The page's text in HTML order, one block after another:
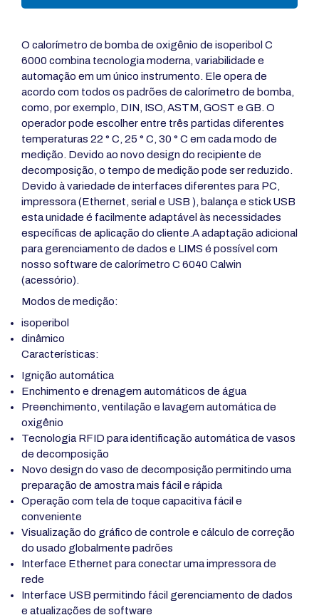
O calorímetro de bomba de oxigênio de isoperibol C
6000 combina tecnologia moderna, variabilidade e
automação em um único instrumento. Ele opera de
acordo com todos os padrões de calorímetro de bomba,
como, por exemplo, DIN, ISO, ASTM, GOST e GB. O
operador pode escolher entre três partidas diferentes
temperaturas 22 ° C, 25 ° C, 30 ° C em cada modo de
medição. Devido ao novo design do recipiente de
decomposição, o tempo de medição pode ser reduzido.
Devido à variedade de interfaces diferentes para PC,
impressora (Ethernet, serial e USB ), balança e stick USB
esta unidade é facilmente adaptável às necessidades
específicas de aplicação do cliente.A adaptação adicional
para gerenciamento de dados e LIMS é possível com
nosso software de calorímetro C 6040 Calwin
(acessório).
Modos de medição:
isoperibol
dinâmico
Características:
Ignição automática
Enchimento e drenagem automáticos de água
Preenchimento, ventilação e lavagem automática de
oxigênio
Tecnologia RFID para identificação automática de vasos
de decomposição
Novo design do vaso de decomposição permitindo uma
preparação de amostra mais fácil e rápida
Operação com tela de toque capacitiva fácil e
conveniente
Visualização do gráfico de controle e cálculo de correção
do usado globalmente padrões
Interface Ethernet para conectar uma impressora de
rede
Interface USB permitindo fácil gerenciamento de dados
e atualizações de software